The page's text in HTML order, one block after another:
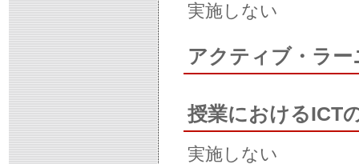
実施しない
アクティブ・ラ
授業におけるICT
実施しない